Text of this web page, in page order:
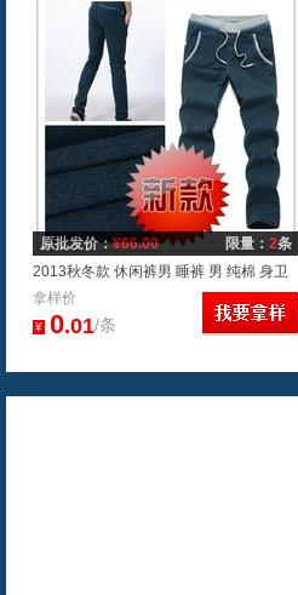
原批发价：¥66.00 限量： 2条
2013秋冬款 休闲裤男 睡裤 男 纯棉 身卫
裤男裤 一件代发
拿样价
¥ 0.01/条